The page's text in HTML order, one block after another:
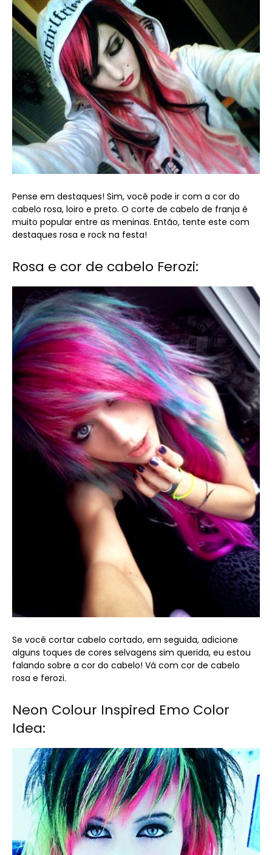
Pense em destaques! Sim, você pode ir com a cor do
cabelo rosa, loiro e preto. O corte de cabelo de franja é
muito popular entre as meninas. Então, tente este com
destaques rosa e rock na festa!
Rosa e cor de cabelo Ferozi:
Se você cortar cabelo cortado, em seguida, adicione
alguns toques de cores selvagens sim querida, eu estou
falando sobre a cor do cabelo! Vá com cor de cabelo
rosa e ferozi.
Neon Colour Inspired Emo Color
Idea: